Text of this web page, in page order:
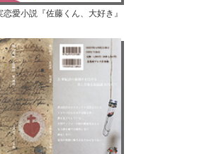
恋愛小説『佐藤くん、大好き』